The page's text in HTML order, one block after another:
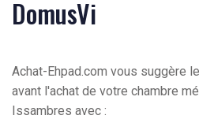
DomusVi
Achat-Ehpad.com vous suggère
avant l'achat de votre chambre
Issambres avec :